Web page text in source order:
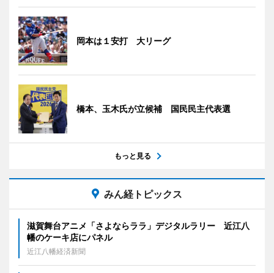
岡本は１安打 大リーグ
橋本、玉木氏が立候補 国民民主代表選
もっと見る
みん経トピックス
滋賀舞台アニメ「さよならララ」デジタルラリー 近江八
幡のケーキ店にパネル
近江八幡経済新聞